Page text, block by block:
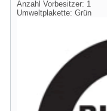
Anzahl Vorbesitzer: 1
Umweltplakette: Grün